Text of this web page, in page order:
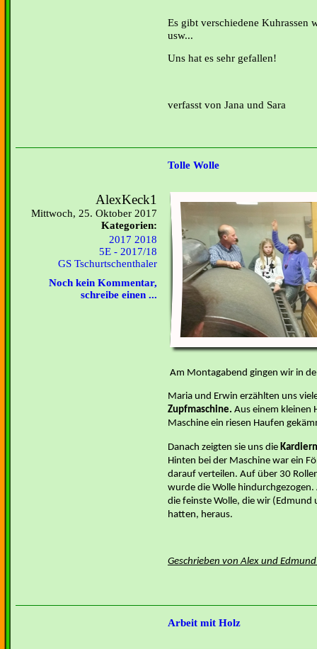
Es gibt verschiedene Kuhrassen
usw...
Uns hat es sehr gefallen!
verfasst von Jana und Sara
Tolle Wolle
AlexKeck1
Mittwoch, 25. Oktober 2017
Kategorien:
2017 2018
5E - 2017/18
GS Tschurtschenthaler
Noch kein Kommentar,
schreibe einen ...
Am Montagabend gingen wir in
Maria und Erwin erzählten uns
Zupfmaschine. Aus einem kleinen
Maschine ein riesen Haufen
Danach zeigten sie uns die
Hinten bei der Maschine war ein
darauf verteilen. Auf über 30
wurde die Wolle
die feinste Wolle, die wir (Edmund
hatten, heraus.
Geschrieben von Alex und
Arbeit mit Holz